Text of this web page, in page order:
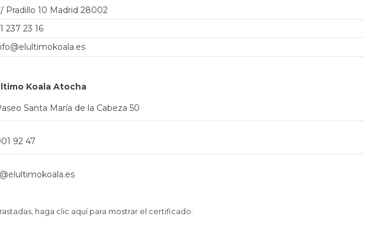
Pradillo 10 Madrid 28002
237 23 16
Koala Atocha
Santa María de la Cabeza 50
92 47
haga clic aquí para mostrar el certificado